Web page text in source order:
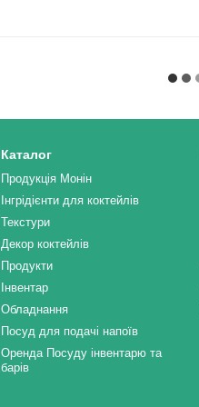
Каталог
Продукція Монін
Інгрідієнти для коктейлів
Текстури
Декор коктейлів
Продукти
Інвентар
Обладнання
Посуд для подачі напоїв
Оренда Посуду інвентарю та
барів